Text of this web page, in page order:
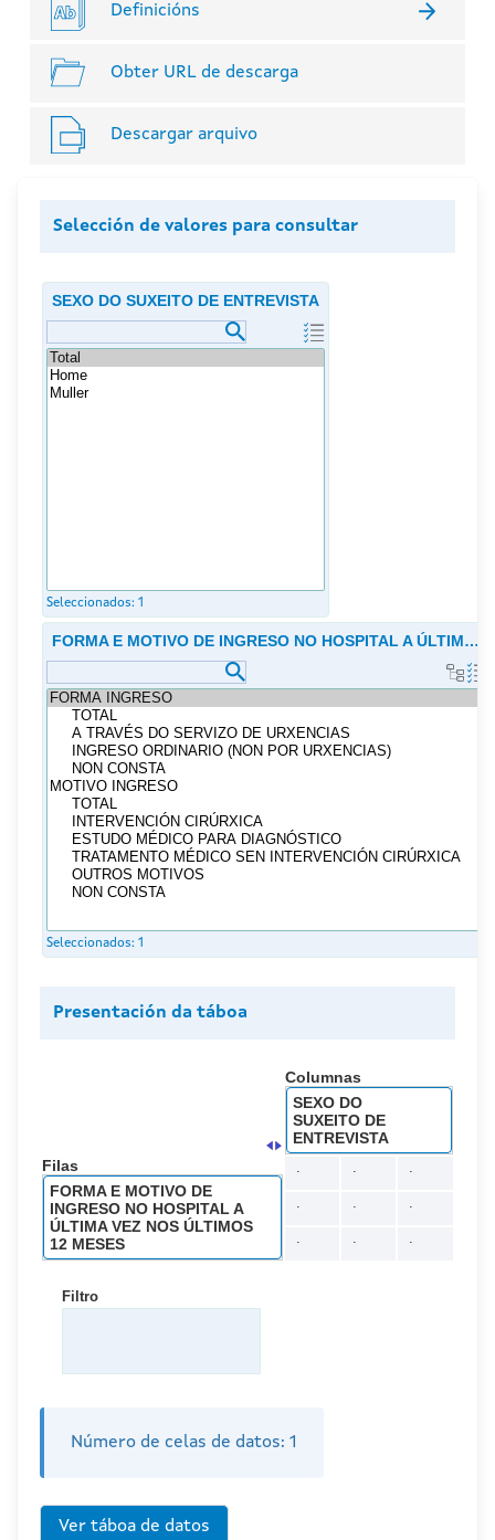
Definicións
Obter URL de descarga
Descargar arquivo
Selección de valores para consultar
SEXO DO SUXEITO DE ENTREVISTA
Seleccionados: 1
FORMA E MOTIVO DE INGRESO NO HOSPITAL A ÚLTIMA
Seleccionados: 1
Presentación da táboa
Columnas
SEXO DO
SUXEITO DE
ENTREVISTA
Filas
FORMA E MOTIVO DE
INGRESO NO HOSPITAL A
ÚLTIMA VEZ NOS ÚLTIMOS
12 MESES
Filtro
Número de celas de datos: 1